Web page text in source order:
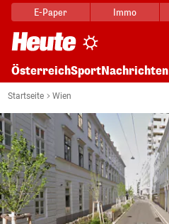
E-Paper Immo
ÖsterreichSportNachrichten
Startseite Wien